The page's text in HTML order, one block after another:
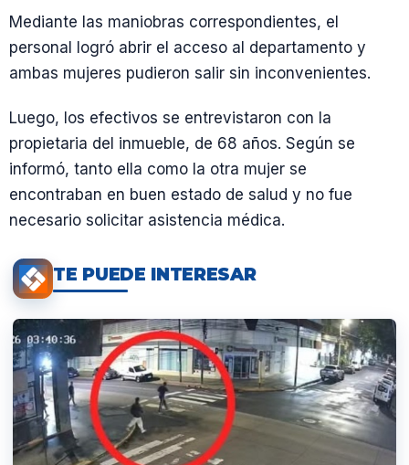
Mediante las maniobras correspondientes, el
personal logró abrir el acceso al departamento y
ambas mujeres pudieron salir sin inconvenientes.
Luego, los efectivos se entrevistaron con la
propietaria del inmueble, de 68 años. Según se
informó, tanto ella como la otra mujer se
encontraban en buen estado de salud y no fue
necesario solicitar asistencia médica.
TE PUEDE INTERESAR